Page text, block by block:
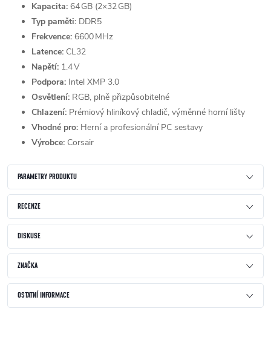
Kapacita: 64 GB (2×32 GB)
Typ paměti: DDR5
Frekvence: 6600 MHz
Latence: CL32
Napětí: 1.4 V
Podpora: Intel XMP 3.0
Osvětlení: RGB, plně přizpůsobitelné
Chlazení: Prémiový hliníkový chladič, výměnné horní lišty
Vhodné pro: Herní a profesionální PC sestavy
Výrobce: Corsair
PARAMETRY PRODUKTU
RECENZE
DISKUSE
ZNAČKA
OSTATNÍ INFORMACE